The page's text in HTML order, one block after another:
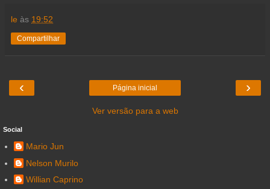
le às 19:52
Compartilhar
‹ ›
Página inicial
Ver versão para a web
Social
Mario Jun
Nelson Murilo
Willian Caprino